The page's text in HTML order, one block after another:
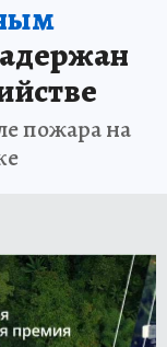
пожара на